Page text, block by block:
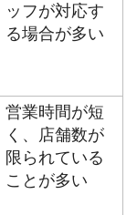
ッフが対応す
る場合が多い
営業時間が短
く、店舗数が
限られている
ことが多い